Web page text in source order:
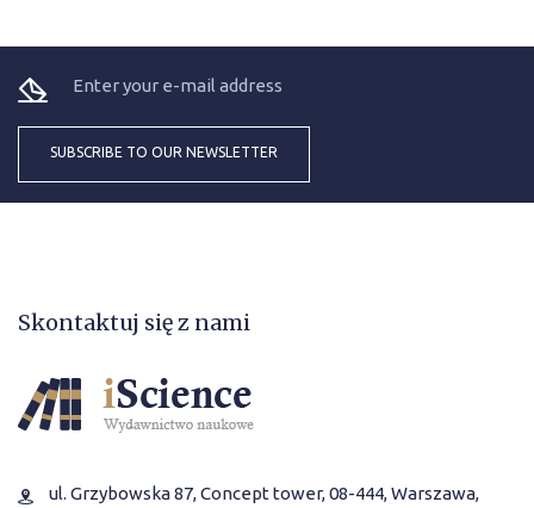
Skontaktuj się z nami
ul. Grzybowska 87, Concept tower, 08-444, Warszawa,